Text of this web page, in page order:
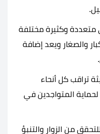
وكثيرة مختلفة
والصغار ويعد إضافة
تراقب كل أنحاء
لحماية المتواجدين في
من الزوار والتنبؤ